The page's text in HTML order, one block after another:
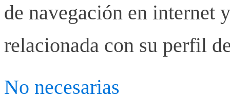
de navegación en internet
relacionada con su perfil
No necesarias